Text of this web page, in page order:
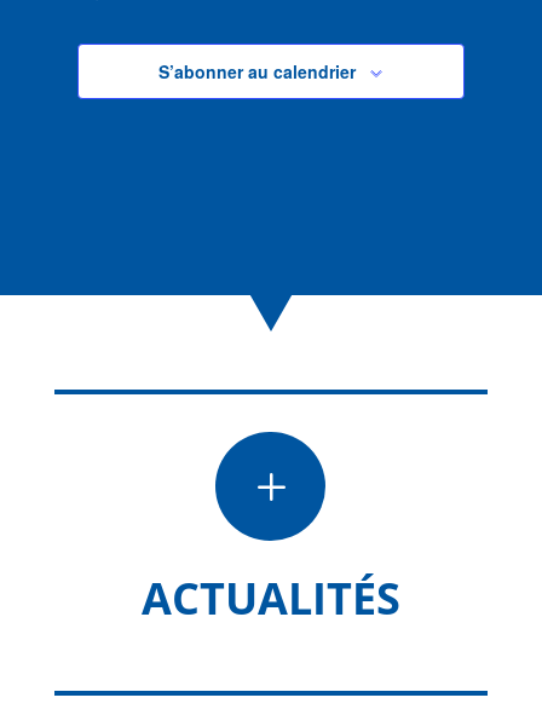
S’abonner au calendrier
L
ACTUALITÉS